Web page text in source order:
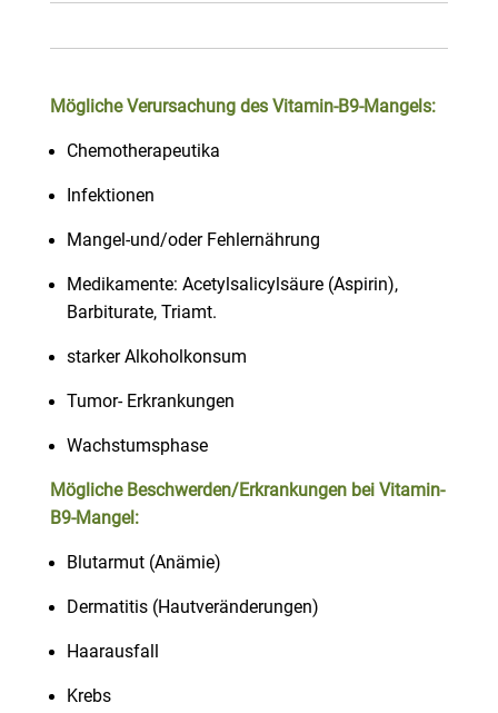
Mögliche Verursachung des Vitamin-B9-Mangels:
Chemotherapeutika
Infektionen
Mangel-und/oder Fehlernährung
Medikamente: Acetylsalicylsäure (Aspirin),
Barbiturate, Triamt.
starker Alkoholkonsum
Tumor- Erkrankungen
Wachstumsphase
Mögliche Beschwerden/Erkrankungen bei Vitamin-
B9-Mangel:
Blutarmut (Anämie)
Dermatitis (Hautveränderungen)
Haarausfall
Krebs